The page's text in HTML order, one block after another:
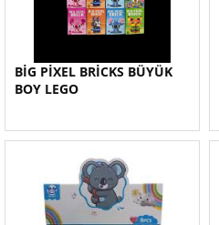
BİG PİXEL BRİCKS BÜYÜK
BOY LEGO